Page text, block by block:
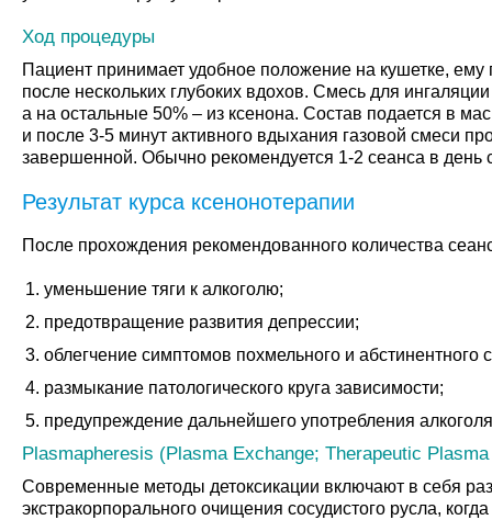
Ход процедуры
Пациент принимает удобное положение на кушетке, ему
после нескольких глубоких вдохов. Смесь для
а на остальные 50% – из ксенона. Состав подается в
и после 3-5 минут активного вдыхания газовой смеси
завершенной. Обычно рекомендуется 1-2 сеанса в день
Результат курса ксенонотерапии
После прохождения рекомендованного количества
уменьшение тяги к алкоголю;
предотвращение развития депрессии;
облегчение симптомов похмельного и абстинентного
размыкание патологического круга зависимости;
предупреждение дальнейшего употребления
Plasmapheresis (Plasma Exchange; Therapeutic
Современные методы детоксикации включают в себя
экстракорпорального очищения сосудистого русла,